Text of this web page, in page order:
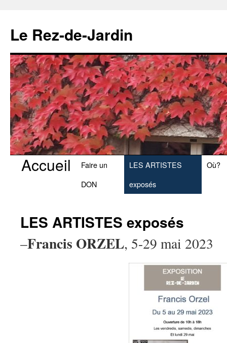
Le Rez-de-Jardin
Aller
Accueil
Faire un
DON
LES ARTISTES
exposés
Où?
LES ARTISTES exposés
–Francis ORZEL, 5-29 mai 2023